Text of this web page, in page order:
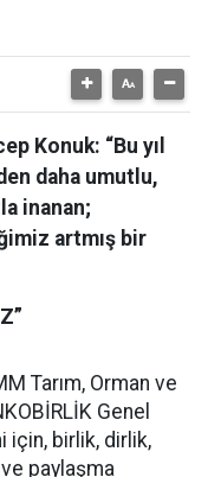
Konuk: “Bu yıl
daha umutlu,
inanan;
artmış bir
Tarım, Orman ve
Genel
için, birlik, dirlik,
paylaşma